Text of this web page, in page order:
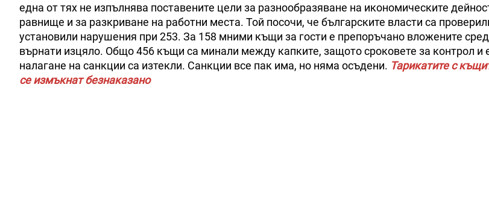
една от тях не изпълнява поставените цели за разнообразяване на икономическите
равнище и за разкриване на работни места. Той посочи, че българските власти са
установили нарушения при 253. За 158 мними къщи за гости е препоръчано вложените
върнати изцяло. Общо 456 къщи са минали между капките, защото сроковете за контрол и
налагане на санкции са изтекли. Санкции все пак има, но няма осъдени. Тарикатите с
се измъкнат безнаказано